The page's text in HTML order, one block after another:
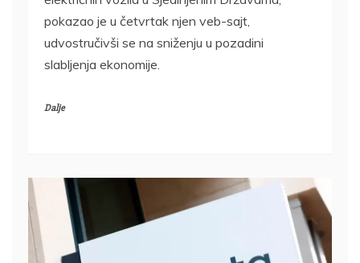
pokazao je u četvrtak njen veb-sajt,
udvostručivši se na sniženju u pozadini
slabljenja ekonomije.
Dalje